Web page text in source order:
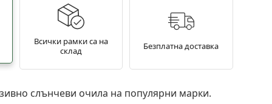
Всички рамки са на
склад
Безплатна доставка
слънчеви очила на популярни марки.